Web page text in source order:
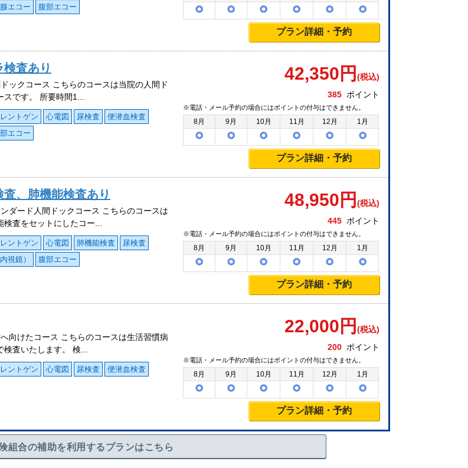
エコー 腹部エコー
プラン詳細・予約
査あり
ックコース こちらのコースは当院の人間ド
です。 所要時間1...
ントゲン 心電図 尿検査
便潜血検査
エコー
42,350 円 (税込)
385 ポイント
※電話・メール予約の場合にはポイントの付与はできません。
8月 9月 10月 11月 12月 1月
プラン詳細・予約
、肺機能検査あり
ダード人間ドックコース こちらのコースは
査をセットにしたコー...
ントゲン 心電図 肺機能検査
尿検査
視鏡） 腹部エコー
48,950 円 (税込)
445 ポイント
※電話・メール予約の場合にはポイントの付与はできません。
8月 9月 10月 11月 12月 1月
プラン詳細・予約
向けたコース こちらのコースは生活習慣病
査いたします。 検...
ントゲン 心電図 尿検査 便潜血検査
22,000 円 (税込)
200 ポイント
※電話・メール予約の場合にはポイントの付与はできません。
8月 9月 10月 11月 12月 1月
プラン詳細・予約
組合の補助を利用するプランはこちら